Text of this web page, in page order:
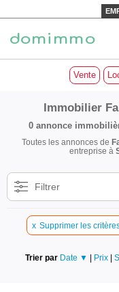
Vente
Immobilier
0 annonce
Toutes les annonces de
entreprise à
Filtrer
x Supprimer les
Trier par Date ▼ | Prix |